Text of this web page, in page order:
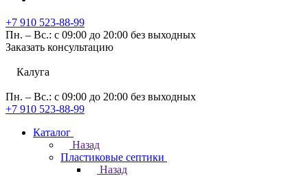
+7 910 523-88-99
Пн. – Вс.: с 09:00 до 20:00 без выходных
Заказать консультацию
Калуга
Пн. – Вс.: с 09:00 до 20:00 без выходных
+7 910 523-88-99
Каталог
Назад
Пластиковые септики
Назад